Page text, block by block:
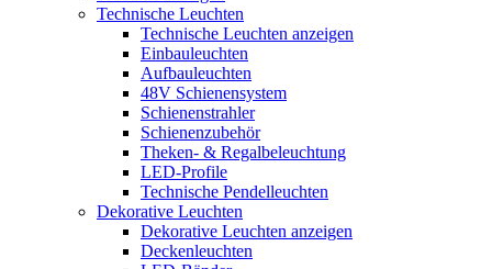
Technische Leuchten
Technische Leuchten anzeigen
Einbauleuchten
Aufbauleuchten
48V Schienensystem
Schienenstrahler
Schienenzubehör
Theken- & Regalbeleuchtung
LED-Profile
Technische Pendelleuchten
Dekorative Leuchten
Dekorative Leuchten anzeigen
Deckenleuchten